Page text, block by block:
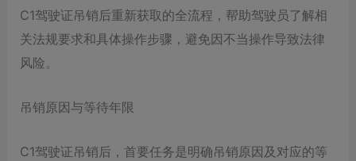
C1驾驶证吊销后重新获取的全流程，帮助驾驶员了解相
关法规要求和具体操作步骤，避免因不当操作导致法律
风险。
吊销原因与等待年限
C1驾驶证吊销后，首要任务是明确吊销原因及对应的等